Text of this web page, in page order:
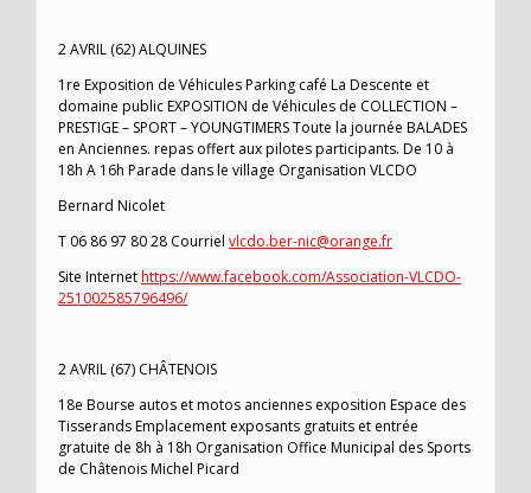
2 AVRIL (62) ALQUINES
1re Exposition de Véhicules Parking café La Descente et
domaine public EXPOSITION de Véhicules de COLLECTION –
PRESTIGE – SPORT – YOUNGTIMERS Toute la journée BALADES
en Anciennes. repas offert aux pilotes participants. De 10 à
18h A 16h Parade dans le village Organisation VLCDO
Bernard Nicolet
T 06 86 97 80 28 Courriel vlcdo.ber-nic@orange.fr
Site Internethttps://www.facebook.com/Association-VLCDO-
251002585796496/
2 AVRIL (67) CHÂTENOIS
18e Bourse autos et motos anciennes exposition Espace des
Tisserands Emplacement exposants gratuits et entrée
gratuite de 8h à 18h Organisation Office Municipal des Sports
de Châtenois Michel Picard